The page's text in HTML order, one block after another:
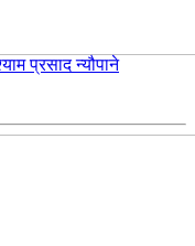
प्रसाद न्यौपाने